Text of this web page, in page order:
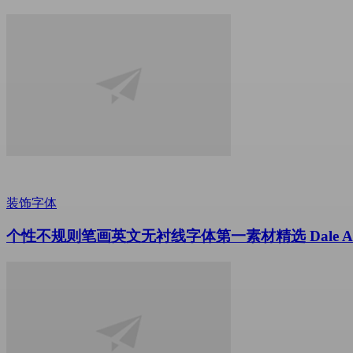
装饰字体
个性不规则笔画英文无衬线字体第一素材精选 Dale